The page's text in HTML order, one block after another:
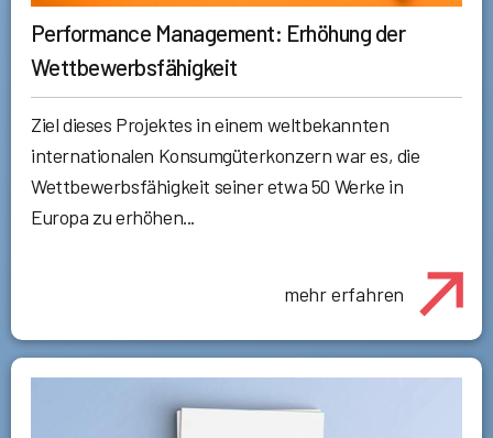
Performance Management: Erhöhung der
Wettbewerbsfähigkeit
Ziel dieses Projektes in einem weltbekannten
internationalen Konsumgüterkonzern war es, die
Wettbewerbsfähigkeit seiner etwa 50 Werke in
Europa zu erhöhen...
mehr erfahren